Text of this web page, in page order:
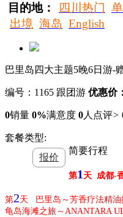
目的地： 四川热门
出境 海岛 English
巴里岛四大主题5晚6日游-
编号：1165 跟团游 优惠价
0销量 0%满意度 0人点评>
套餐类型:
报价
简要行程
第1 天 成都-
第2天
巴里岛～芳香疗法精
龟岛海滩之旅～ANANTARA